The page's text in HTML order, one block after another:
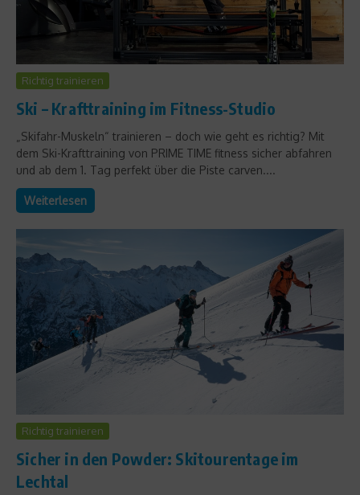
Richtig trainieren
Ski – Krafttraining im Fitness-Studio
„Skifahr-Muskeln“ trainieren – doch wie geht es richtig? Mit
dem Ski-Krafttraining von PRIME TIME fitness sicher abfahren
und ab dem 1. Tag perfekt über die Piste carven....
Weiterlesen
Richtig trainieren
Sicher in den Powder: Skitourentage im
Lechtal